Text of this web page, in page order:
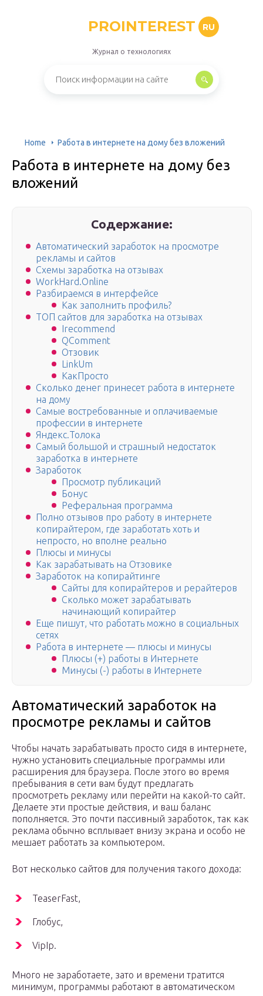
PROINTEREST RU
Журнал о технологиях
Home Работа в интернете на дому без вложений
Работа в интернете на дому без
вложений
Содержание:
Автоматический заработок на просмотре
рекламы и сайтов
Схемы заработка на отзывах
WorkHard.Online
Разбираемся в интерфейсе
Как заполнить профиль?
ТОП сайтов для заработка на отзывах
Irecommend
QComment
Отзовик
LinkUm
КакПросто
Сколько денег принесет работа в интернете
на дому
Самые востребованные и оплачиваемые
профессии в интернете
Яндекс.Толока
Самый большой и страшный недостаток
заработка в интернете
Заработок
Просмотр публикаций
Бонус
Реферальная программа
Полно отзывов про работу в интернете
копирайтером, где заработать хоть и
непросто, но вполне реально
Плюсы и минусы
Как зарабатывать на Отзовике
Заработок на копирайтинге
Сайты для копирайтеров и рерайтеров
Сколько может зарабатывать
начинающий копирайтер
Еще пишут, что работать можно в социальных
сетях
Работа в интернете — плюсы и минусы
Плюсы (+) работы в Интернете
Минусы (-) работы в Интернете
Автоматический заработок на
просмотре рекламы и сайтов
Чтобы начать зарабатывать просто сидя в интернете,
нужно установить специальные программы или
расширения для браузера. После этого во время
пребывания в сети вам будут предлагать
просмотреть рекламу или перейти на какой-то сайт.
Делаете эти простые действия, и ваш баланс
пополняется. Это почти пассивный заработок, так как
реклама обычно всплывает внизу экрана и особо не
мешает работать за компьютером.
Вот несколько сайтов для получения такого дохода:
TeaserFast,
Глобус,
VipIp.
Много не заработаете, зато и времени тратится
минимум, программы работают в автоматическом